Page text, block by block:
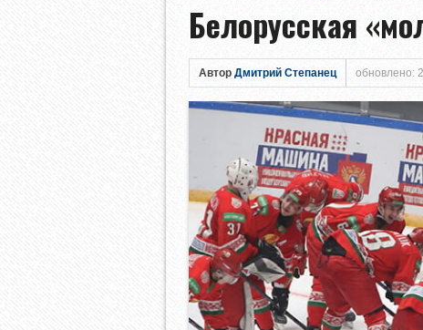
Белорусская
Автор Дмитрий Степанец обновлено: